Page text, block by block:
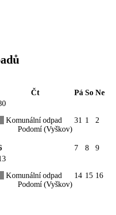
Čt Pá So Ne
Komunální odpad
Podomí (Vyškov)
31 1 2
7 8 9
Komunální odpad
Podomí (Vyškov)
14 15 16